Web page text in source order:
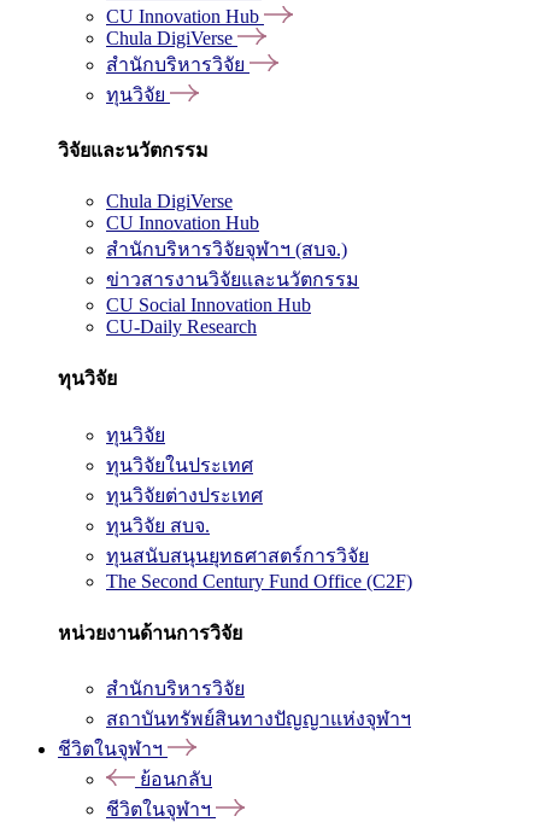
CU Innovation Hub
Chula DigiVerse
สำนักบริหารวิจัย
ทุนวิจัย
วิจัยและนวัตกรรม
Chula DigiVerse
CU Innovation Hub
สำนักบริหารวิจัยจุฬาฯ (สบจ.)
ข่าวสารงานวิจัยและนวัตกรรม
CU Social Innovation Hub
CU-Daily Research
ทุนวิจัย
ทุนวิจัย
ทุนวิจัยในประเทศ
ทุนวิจัยต่างประเทศ
ทุนวิจัย สบจ.
ทุนสนับสนุนยุทธศาสตร์การวิจัย
The Second Century Fund Office (C2F)
หน่วยงานด้านการวิจัย
สำนักบริหารวิจัย
สถาบันทรัพย์สินทางปัญญาแห่งจุฬาฯ
ชีวิตในจุฬาฯ
ย้อนกลับ
ชีวิตในจุฬาฯ